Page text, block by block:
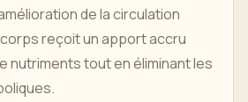
de la circulation
reçoit un apport accru
nutriments tout en éliminant les